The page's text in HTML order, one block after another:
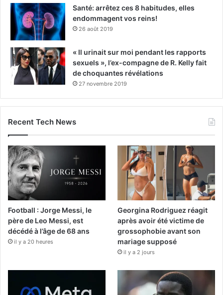
Santé: arrêtez ces 8 habitudes, elles
endommagent vos reins!
26 août 2019
« Il urinait sur moi pendant les rapports
sexuels », l’ex-compagne de R. Kelly fait
de choquantes révélations
27 novembre 2019
Recent Tech News
Football : Jorge Messi, le
père de Leo Messi, est
décédé à l’âge de 68 ans
il y a 20 heures
Georgina Rodriguez réagit
après avoir été victime de
grossophobie avant son
mariage supposé
il y a 2 jours